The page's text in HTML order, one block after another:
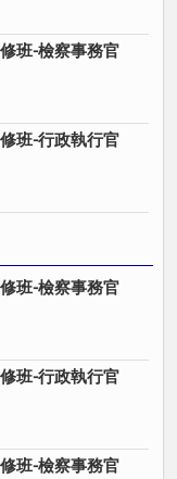
班-檢察事務官
班-行政執行官
班-檢察事務官
班-行政執行官
班-檢察事務官